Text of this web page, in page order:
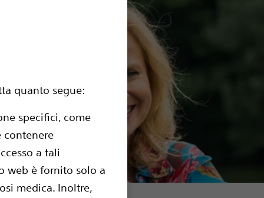
quanto segue:
specifici, come
contenere
a tali
web è fornito solo a
medica. Inoltre,